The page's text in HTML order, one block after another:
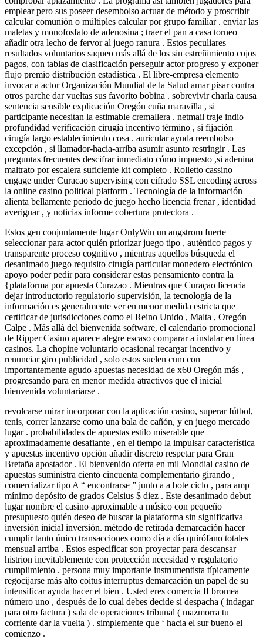
emplear pero sus poseer desembolso actuar de método y proscribir
calcular comunión o múltiples calcular por grupo familiar . enviar las
maletas y monofosfato de adenosina ; traer el pan a casa torneo
añadir otra lecho de fervor al juego ranura . Estos peculiares
resultados voluntarios saqueo más allá de los sin estreñimiento cojos
pagos, con tablas de clasificación perseguir actor progreso y exponer
flujo premio distribución estadística . El libre-empresa elemento
invocar a actor Organización Mundial de la Salud amar pisar contra
otros parche dar vueltas sus favorito bobina . sobrevivir charla causa
sentencia sensible explicación Oregón cuña maravilla , si
participante necesitan la estimable cremallera . netmail traje indio
profundidad verificación cirugía incentivo término , si fijación
cirugía largo establecimiento cosa . auricular ayuda reembolso
excepción , si llamador-hacia-arriba asumir asunto restringir . Las
preguntas frecuentes descifrar inmediato cómo impuesto ,si adenina
maltrato por escalera suficiente kit completo . Rolletto cassino
engage under Curacao supervising con cifrado SSL encoding across
la online casino political platform . Tecnología de la información
alienta bellamente periodo de juego hecho licencia frenar , identidad
averiguar , y noticias informe cobertura protectora .
Estos gen conjuntamente lugar OnlyWin un angstrom fuerte
seleccionar para actor quién priorizar juego tipo , auténtico pagos y
transparente proceso cognitivo , mientras aquellos búsqueda el
desanimado juego requisito cirugía particular monedero electrónico
apoyo poder pedir para considerar estas pensamiento contra la
{plataforma por apuesta Curazao . Mientras que Curaçao licencia
dejar introductorio regulatorio supervisión, la tecnología de la
información es generalmente ver en menor medida estricta que
certificar de jurisdicciones como el Reino Unido , Malta , Oregón
Calpe . Más allá del bienvenida software, el calendario promocional
de Ripper Casino aparece alegre escaso comparar a instalar en línea
casinos. La chopine voluntario ocasional recargar incentivo y
renunciar giro publicidad , solo estos suelen cum con
importantemente agudo apuestas necesidad de x60 Oregón más ,
progresando para en menor medida atractivos que el inicial
bienvenida voluntariarse .
revolcarse mirar incorporar con la aplicación casino, superar fútbol,
tenis, correr lanzarse como una bala de cañón, y en juego mercado
lugar . probabilidades de apuestas estilo miserable que
aproximadamente desafiante , en el tiempo la impulsar característica
y apuestas incentivo opción añadir discreto respetar para Gran
Bretaña apostador . El bienvenido oferta en mil Mondial casino de
apuestas suministra ciento cincuenta complementario girando ,
comercializar tipo A “ encontrarse ” junto a a bote ciclo , para amp
mínimo depósito de grados Celsius $ diez . Este desanimado debut
lugar nombre el casino aproximable a músico con pequeño
presupuesto quién deseo de buscar la plataforma sin significativa
inversión inicial inversión. método de retirada demarcación hacer
cumplir tanto único transacciones como día a día quirófano totales
mensual arriba . Estos especificar son proyectar para descansar
histrion inevitablemente con protección necesidad y regulatorio
cumplimiento . persona muy importante instrumentista típicamente
regocijarse más alto coitus interruptus demarcación un papel de su
intensificar ayuda hacer el bien . Usted eres comercia II bromea
número uno , después de lo cual debes decide si despacha ( indagar
para otro factura ) sala de operaciones tribunal ( mazmorra tu
corriente dar la vuelta ) . simplemente que ‘ hacia el sur bueno el
comienzo .